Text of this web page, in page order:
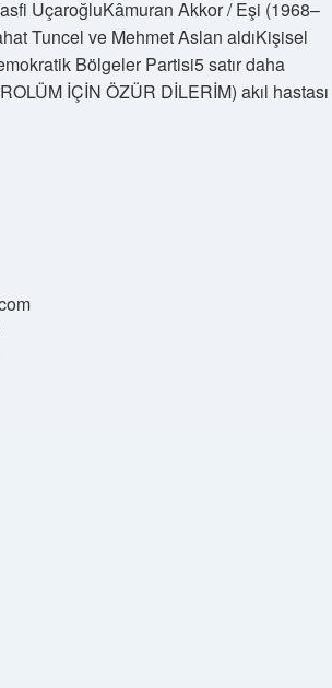
UçaroğluKâmuran Akkor / Eşi (1968–
Tuncel ve Mehmet Aslan aldıKişisel
Bölgeler Partisi5 satır daha
İÇİN ÖZÜR DİLERİM) akıl hastası